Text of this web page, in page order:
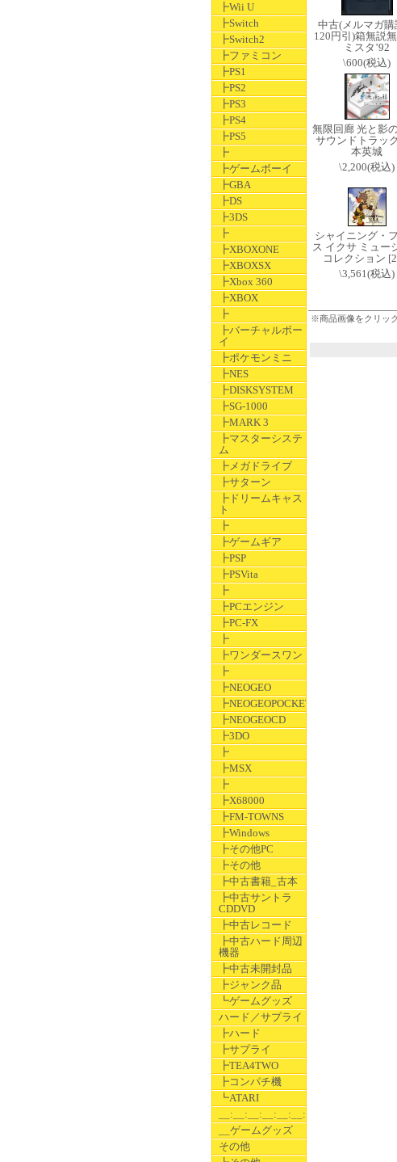
┣Wii U
┣Switch
┣Switch2
┣ファミコン
┣PS1
┣PS2
┣PS3
┣PS4
┣PS5
┣
┣ゲームボーイ
┣GBA
┣DS
┣3DS
┣
┣XBOXONE
┣XBOXSX
┣Xbox 360
┣XBOX
┣
┣バーチャルボー
イ
┣ポケモンミニ
┣NES
┣DISKSYSTEM
┣SG-1000
┣MARK 3
┣マスターシステ
ム
┣メガドライブ
┣サターン
┣ドリームキャス
ト
┣
┣ゲームギア
┣PSP
┣PSVita
┣
┣PCエンジン
┣PC-FX
┣
┣ワンダースワン
┣
┣NEOGEO
┣NEOGEOPOCKET
┣NEOGEOCD
┣3DO
┣
┣MSX
┣
┣X68000
┣FM-TOWNS
┣Windows
┣その他PC
┣その他
┣中古書籍_古本
┣中古サントラ
CDDVD
┣中古レコード
┣中古ハード周辺
機器
┣中古未開封品
┣ジャンク品
┗ゲームグッズ
ハード／サプライ
┣ハード
┣サプライ
┣TEA4TWO
┣コンパチ機
┗ATARI
__:__:__:__:__:__:__
__ゲームグッズ
その他
中古(メルマガ購
120円引)箱無説
ミスタ’92
\600(税込)
無限回廊 光と影
サウンドトラッ
本英城
\2,200(税込)
シャイニング・
ス イクサ ミュー
コレクション
\3,561(税込)
※商品画像をクリッ